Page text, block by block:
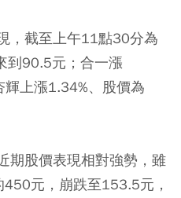
，截至上午11點30分為
到90.5元；合一漲
上漲1.34%、股價為
期股價表現相對強勢，雖
元，崩跌至153.5元，